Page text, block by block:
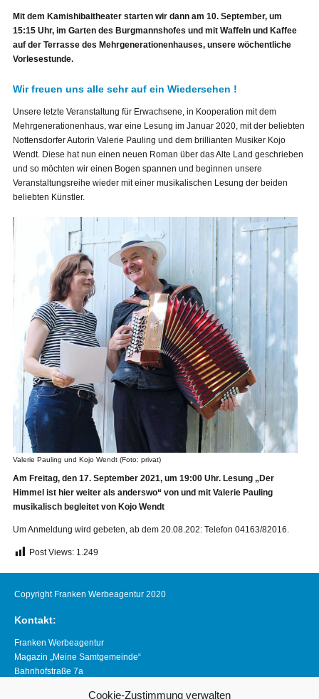
Cookie-Zustimmung verwalten
Mit dem Kamishibaitheater starten wir dann am 10. September, um
15:15 Uhr, im Garten des Burgmannshofes und mit Waffeln und Kaffee
auf der Terrasse des Mehrgenerationenhauses, unsere wöchentliche
Vorlesestunde.
Wir freuen uns alle sehr auf ein Wiedersehen !
Unsere letzte Veranstaltung für Erwachsene, in Kooperation mit dem
Mehrgenerationenhaus, war eine Lesung im Januar 2020, mit der beliebten
Nottensdorfer Autorin Valerie Pauling und dem brillianten Musiker Kojo
Wendt. Diese hat nun einen neuen Roman über das Alte Land geschrieben
und so möchten wir einen Bogen spannen und beginnen unsere
Veranstaltungsreihe wieder mit einer musikalischen Lesung der beiden
beliebten Künstler.
Valerie Pauling und Kojo Wendt (Foto: privat)
Am Freitag, den 17. September 2021, um 19:00 Uhr. Lesung „Der
Himmel ist hier weiter als anderswo“ von und mit Valerie Pauling
musikalisch begleitet von Kojo Wendt
Um Anmeldung wird gebeten, ab dem 20.08.202: Telefon 04163/82016.
Post Views: 1.249
Copyright Franken Werbeagentur 2020
Kontakt:
Franken Werbeagentur
Magazin „Meine Samtgemeinde“
Bahnhofstraße 7a